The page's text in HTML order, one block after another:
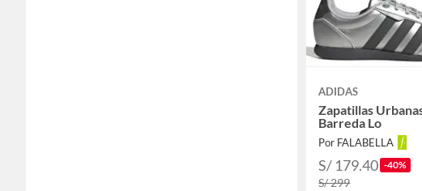
ADIDAS
Zapatillas
Barreda Lo
Por FALABELLA
S/ 179.40 -40%
S/ 299